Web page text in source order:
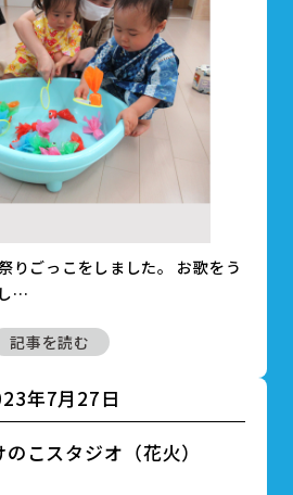
りごっこをしました。 お歌をう
…
記事を読む
年7月27日
こスタジオ（花火）